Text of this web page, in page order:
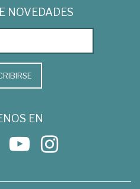
NOVEDADES
EN